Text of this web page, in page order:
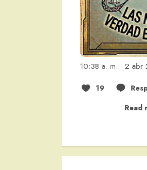
10:38 a. m. · 2 abr
19
Read